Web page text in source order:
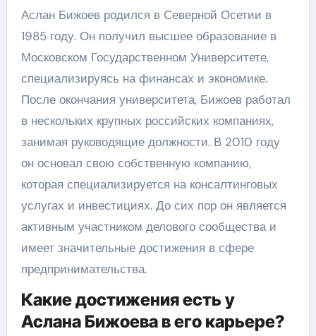
Аслан Бижоев родился в Северной Осетии в
1985 году. Он получил высшее образование в
Московском Государственном Университете,
специализируясь на финансах и экономике.
После окончания университета, Бижоев работал
в нескольких крупных российских компаниях,
занимая руководящие должности. В 2010 году
он основал свою собственную компанию,
которая специализируется на консалтинговых
услугах и инвестициях. До сих пор он является
активным участником делового сообщества и
имеет значительные достижения в сфере
предпринимательства.
Какие достижения есть у
Аслана Бижоева в его карьере?